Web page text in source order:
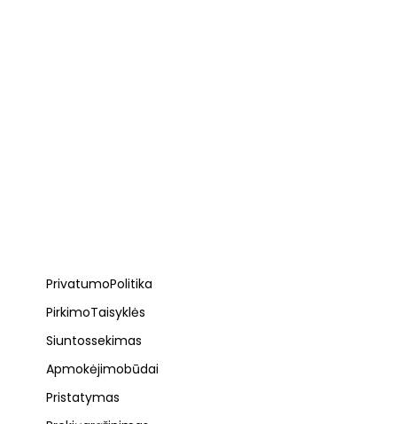
Privatumo Politika
Pirkimo Taisyklės
Siuntos sekimas
Apmokėjimo būdai
Pristatymas